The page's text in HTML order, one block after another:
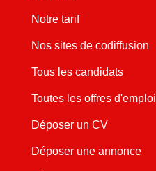
Notre tarif
Nos sites de codiffusion
Tous les candidats
Toutes les offres d'emploi
Déposer un CV
Déposer une annonce